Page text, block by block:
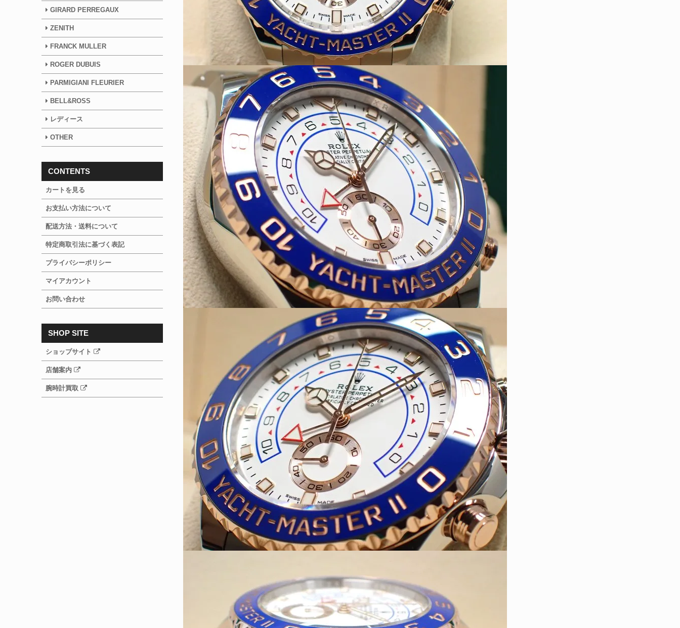
GIRARD PERREGAUX
ZENITH
FRANCK MULLER
ROGER DUBUIS
PARMIGIANI FLEURIER
BELL&ROSS
レディース
OTHER
CONTENTS
カートを見る
お支払い方法について
配送方法・送料について
特定商取引法に基づく表記
プライバシーポリシー
マイアカウント
お問い合わせ
SHOP SITE
ショップサイト
店舗案内
腕時計買取